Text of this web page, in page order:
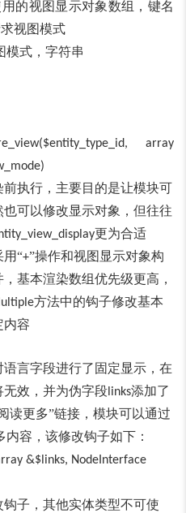
的视图显示对象数组，键名
视图模式
模式，字符串
array
执行，主要目的是让模块可
可以修改显示对象，但往往
更为合适
用“+”操作和视图显示对象构
基本渲染数组优先级更高，
方法中的钩子修改基本
内容
言字段进行了固定显示，在
无效，并为伪字段links添加了
读更多”链接，模块可以通过
内容，该修改钩子如下：
&$links, NodeInterface
子，其他实体类型不可使